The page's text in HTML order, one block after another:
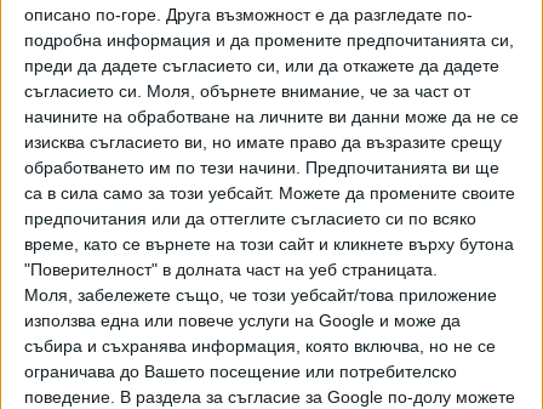
описано по-горе. Друга възможност е да разгледате по-
подробна информация и да промените предпочитанията си,
преди да дадете съгласието си, или да откажете да дадете
съгласието си.
Моля, обърнете внимание, че за част от
начините на обработване на личните ви данни може да не се
изисква съгласието ви, но имате право да възразите срещу
обработването им по тези начини. Предпочитанията ви ще
са в сила само за този уебсайт. Можете да промените своите
предпочитания или да оттеглите съгласието си по всяко
време, като се върнете на този сайт и кликнете върху бутона
"Поверителност" в долната част на уеб страницата.
Моля, забележете също, че този уебсайт/това приложение
използва една или повече услуги на Google и може да
събира и съхранява информация, която включва, но не се
ограничава до Вашето посещение или потребителско
поведение. В раздела за съгласие за Google по-долу можете
екранизиран е и му носи държавна награда. Най-
известното му произведение - романът "Тютюн", се
радва на цялостен превод на 18 езика, сред които
немски, унгарски, испански, френски, японски, монголски
и китайски, а части от него са преведени на английски,
италиански, есперанто и арабски.